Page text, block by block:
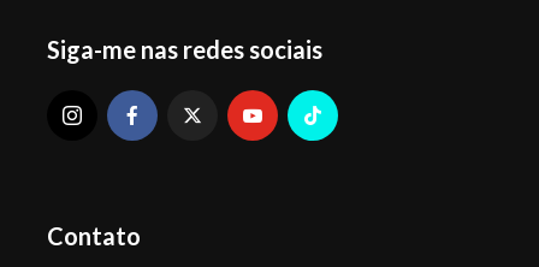
Siga-me nas redes sociais
Contato